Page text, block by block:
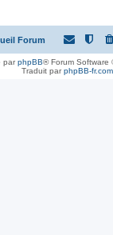
Forum
parphpBB® Forum Software
Traduit parphpBB-fr.com